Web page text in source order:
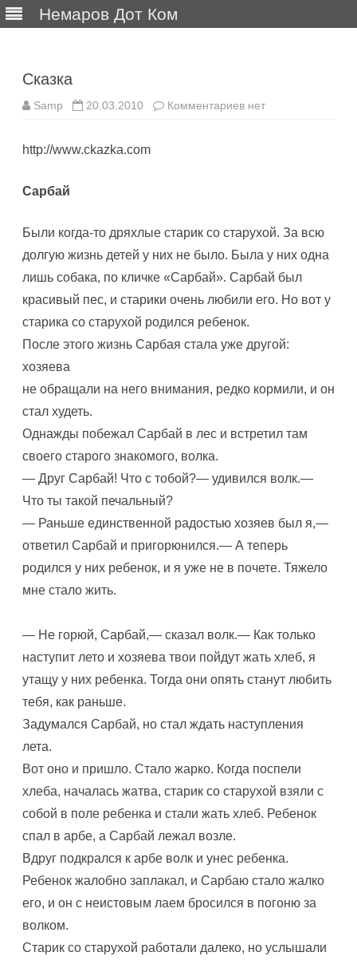
Немаров Дот Ком
Сказка
Samp 20.03.2010 Комментариевк нет
http://www.ckazka.com
Сарбай
Были когда-то дряхлые старик со старухой. За всю
долгую жизнь детей у них не было. Была у них одна
лишь собака, по кличке «Сарбай». Сарбай был
красивый пес, и старики очень любили его. Но вот у
старика со старухой родился ребенок.
После этого жизнь Сарбая стала уже другой:
хозяева
не обращали на него внимания, редко кормили, и он
стал худеть.
Однажды побежал Сарбай в лес и встретил там
своего старого знакомого, волка.
— Друг Сарбай! Что с тобой?— удивился волк.—
Что ты такой печальный?
— Раньше единственной радостью хозяев был я,—
ответил Сарбай и пригорюнился.— А теперь
родился у них ребенок, и я уже не в почете. Тяжело
мне стало жить.
— Не горюй, Сарбай,— сказал волк.— Как только
наступит лето и хозяева твои пойдут жать хлеб, я
утащу у них ребенка. Тогда они опять станут любить
тебя, как раньше.
Задумался Сарбай, но стал ждать наступления
лета.
Вот оно и пришло. Стало жарко. Когда поспели
хлеба, началась жатва, старик со старухой взяли с
собой в поле ребенка и стали жать хлеб. Ребенок
спал в арбе, а Сарбай лежал возле.
Вдруг подкрался к арбе волк и унес ребенка.
Ребенок жалобно заплакал, и Сарбаю стало жалко
его, и он с неистовым лаем бросился в погоню за
волком.
Старик со старухой работали далеко, но услышали